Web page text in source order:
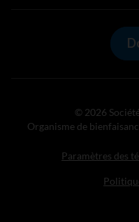
© 2026
Organisme de
Paramètres des